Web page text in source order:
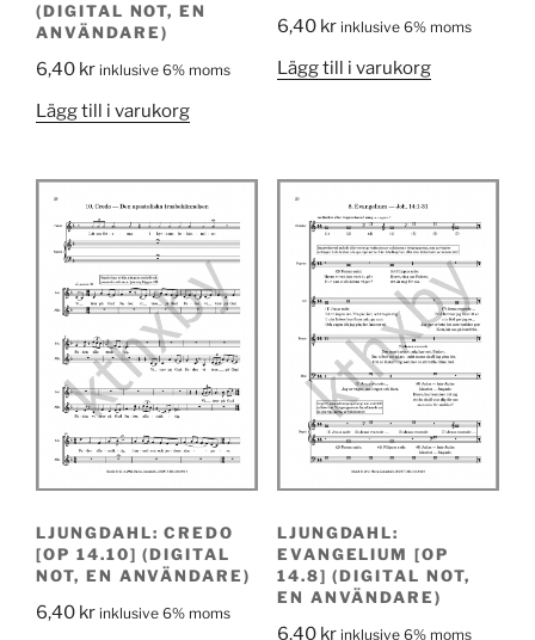
(DIGITAL NOT, EN
ANVÄNDARE)
6,40 kr inklusive 6% moms
Lägg till i varukorg
6,40 kr inklusive 6% moms
Lägg till i varukorg
LJUNGDAHL: CREDO
[OP 14.10] (DIGITAL
NOT, EN ANVÄNDARE)
6,40 kr inklusive 6% moms
LJUNGDAHL:
EVANGELIUM [OP
14.8] (DIGITAL NOT,
EN ANVÄNDARE)
6,40 kr inklusive 6% moms